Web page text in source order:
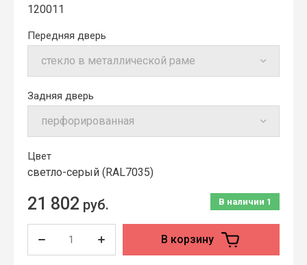
120011
Передняя дверь
Задняя дверь
Цвет
cветло-серый (RAL7035)
В наличии 1
21 802 руб.
В корзину